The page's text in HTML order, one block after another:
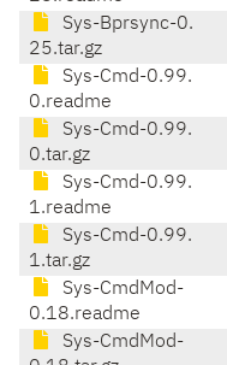
Sys-Bprsync-0.
25.tar.gz
Sys-Cmd-0.99.
0.readme
Sys-Cmd-0.99.
0.tar.gz
Sys-Cmd-0.99.
1.readme
Sys-Cmd-0.99.
1.tar.gz
Sys-CmdMod-
0.18.readme
Sys-CmdMod-